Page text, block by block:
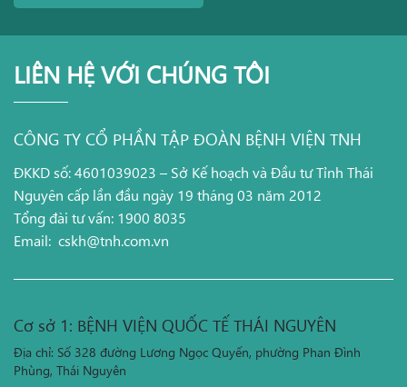
LIÊN HỆ VỚI CHÚNG TÔI
CÔNG TY CỔ PHẦN TẬP ĐOÀN BỆNH VIỆN TNH
ĐKKD số: 4601039023 – Sở Kế hoạch và Đầu tư Tỉnh Thái
Nguyên cấp lần đầu ngày 19 tháng 03 năm 2012
Tổng đài tư vấn: 1900 8035
Email: cskh@tnh.com.vn
Cơ sở 1: BỆNH VIỆN QUỐC TẾ THÁI NGUYÊN
Địa chỉ: Số 328 đường Lương Ngọc Quyến, phường Phan Đình
Phùng, Thái Nguyên